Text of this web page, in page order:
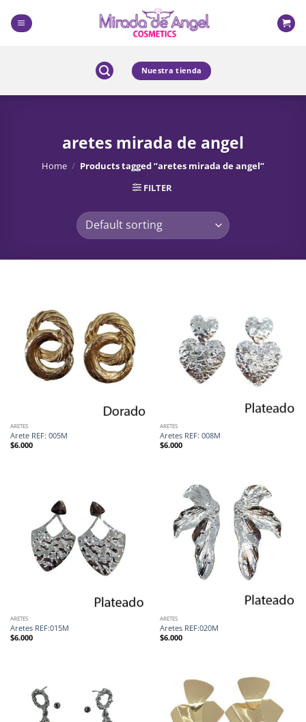
content
Nuestra tienda
aretes mirada de angel
Home / Products tagged “aretes mirada de angel”
FILTER
ARETES
Arete REF: 005M
$6.000
ARETES
Aretes REF: 008M
$6.000
ARETES
Aretes REF:015M
$6.000
ARETES
Aretes REF:020M
$6.000